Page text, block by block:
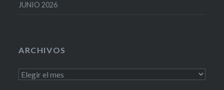
JUNIO 2026
ARCHIVOS
Archivos